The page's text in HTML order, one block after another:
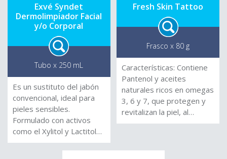
Exvé Syndet
Dermolimpiador Facial
y/o Corporal
Tubo x 250 mL
Es un sustituto del jabón
convencional, ideal para
pieles sensibles.
Formulado con activos
como el Xylitol y Lactitol
que preservan y
restauran la microflora
Fresh Skin Tattoo
Frasco x 80 g
Características: Contiene
Pantenol y aceites
naturales ricos en omegas
3, 6 y 7, que protegen y
revitalizan la piel, al
tiempo que